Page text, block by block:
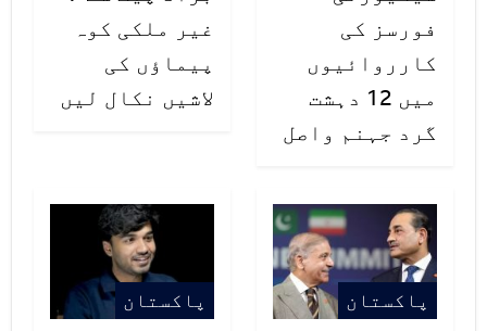
فورسز کی
کارروائیوں
میں 12 دہشت
گرد جہنم واصل
غیر ملکی کوہ
پیماؤں کی
لاشیں نکال لیں
پاکستان پاکستان